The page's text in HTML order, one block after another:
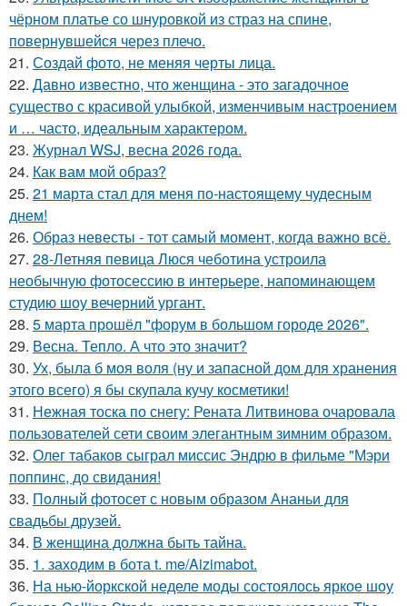
чёрном платье со шнуровкой из страз на спине,
повернувшейся через плечо.
21. Создай фото, не меняя черты лица.
22. Давно известно, что женщина - это загадочное
существо с красивой улыбкой, изменчивым настроением
и … часто, идеальным характером.
23. Журнал WSJ, весна 2026 года.
24. Как вам мой образ?
25. 21 марта стал для меня по-настоящему чудесным
днем!
26. Образ невесты - тот самый момент, когда важно всё.
27. 28-Летняя певица Люся чеботина устроила
необычную фотосессию в интерьере, напоминающем
студию шоу вечерний ургант.
28. 5 марта прошёл "форум в большом городе 2026".
29. Весна. Тепло. А что это значит?
30. Ух, была б моя воля (ну и запасной дом для хранения
этого всего) я бы скупала кучу косметики!
31. Нежная тоска по снегу: Рената Литвинова очаровала
пользователей сети своим элегантным зимним образом.
32. Олег табаков сыграл миссис Эндрю в фильме "Мэри
поппинс, до свидания!
33. Полный фотосет с новым образом Ананьи для
свадьбы друзей.
34. В женщина должна быть тайна.
35. 1. заходим в бота t. me/Aizimabot.
36. На нью-йоркской неделе моды состоялось яркое шоу